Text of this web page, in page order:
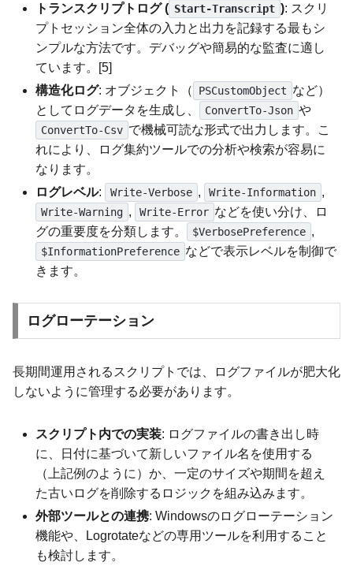
トランスクリプトログ ( Start-Transcript ): スクリ
プトセッション全体の入力と出力を記録する最もシ
ンプルな方法です。デバッグや簡易的な監査に適し
ています。[5]
構造化ログ: オブジェクト（ PSCustomObject など）
としてログデータを生成し、
ConvertTo-Json や
ConvertTo-Csv で機械可読な形式で出力します。こ
れにより、ログ集約ツールでの分析や検索が容易に
なります。
ログレベル: Write-Verbose , Write-Information ,
Write-Warning , Write-Error などを使い分け、ロ
グの重要度を分類します。
$VerbosePreference ,
$InformationPreference などで表示レベルを制御で
きます。
ログローテーション
長期間運用されるスクリプトでは、ログファイルが肥大化
しないように管理する必要があります。
スクリプト内での実装: ログファイルの書き出し時
に、日付に基づいて新しいファイル名を使用する
（上記例のように）か、一定のサイズや期間を超え
た古いログを削除するロジックを組み込みます。
外部ツールとの連携: Windowsのログローテーション
機能や、Logrotateなどの専用ツールを利用すること
も検討します。